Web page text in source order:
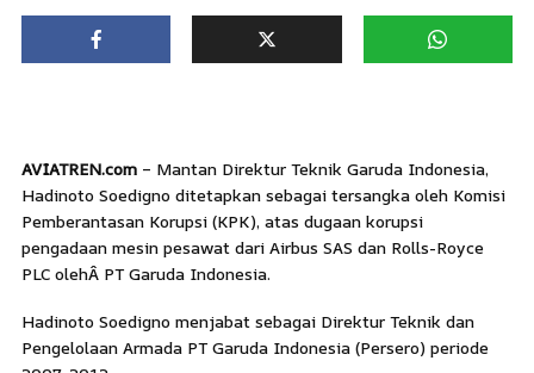
AVIATREN.com – Mantan Direktur Teknik Garuda Indonesia,
Hadinoto Soedigno ditetapkan sebagai tersangka oleh Komisi
Pemberantasan Korupsi (KPK), atas dugaan korupsi
pengadaan mesin pesawat dari Airbus SAS dan Rolls-Royce
PLC olehÂ PT Garuda Indonesia.
Hadinoto Soedigno menjabat sebagai Direktur Teknik dan
Pengelolaan Armada PT Garuda Indonesia (Persero) periode